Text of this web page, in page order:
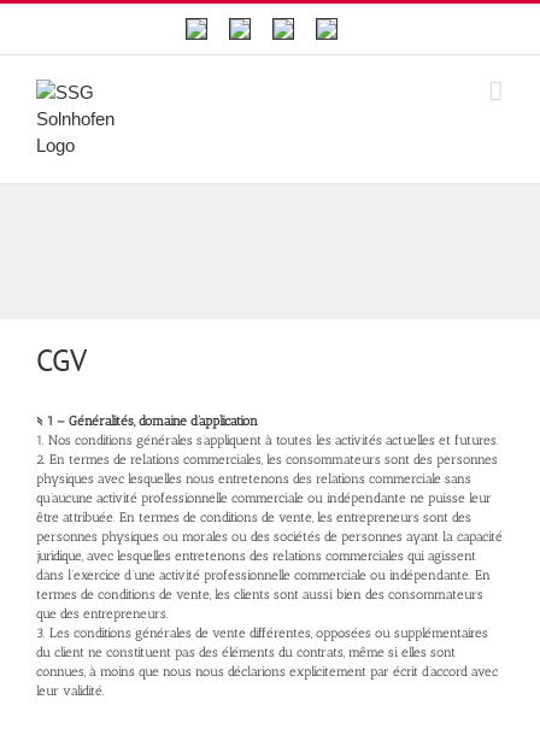
CGV
§ 1 – Généralités, domaine d’application
1. Nos conditions générales s’appliquent à toutes les activités actuelles et futures.
2. En termes de relations commerciales, les consommateurs sont des personnes
physiques avec lesquelles nous entretenons des relations commerciale sans
qu’aucune activité professionnelle commerciale ou indépendante ne puisse leur
être attribuée. En termes de conditions de vente, les entrepreneurs sont des
personnes physiques ou morales ou des sociétés de personnes ayant la capacité
juridique, avec lesquelles entretenons des relations commerciales qui agissent
dans l’exercice d’une activité professionnelle commerciale ou indépendante. En
termes de conditions de vente, les clients sont aussi bien des consommateurs
que des entrepreneurs.
3. Les conditions générales de vente différentes, opposées ou supplémentaires
du client ne constituent pas des éléments du contrats, même si elles sont
connues, à moins que nous nous déclarions explicitement par écrit d’accord avec
leur validité.